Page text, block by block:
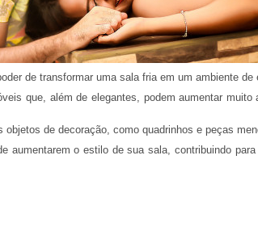
de transformar uma sala fria em um ambiente de
que, além de elegantes, podem aumentar muito
de decoração, como quadrinhos e peças
aumentarem o estilo de sua sala, contribuindo